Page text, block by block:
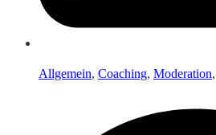
Allgemein, Coaching, Moderation,